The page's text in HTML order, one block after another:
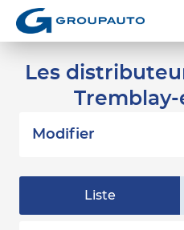
Les
Modifier
Liste